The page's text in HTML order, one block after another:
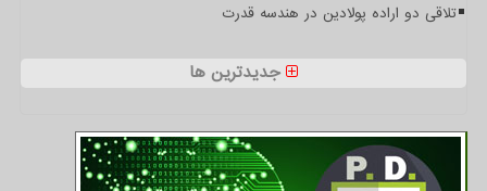
تلاقی دو اراده پولادین در هندسه قدرت
جدیدترین ها